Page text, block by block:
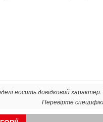
носить довідковий
Перевірте